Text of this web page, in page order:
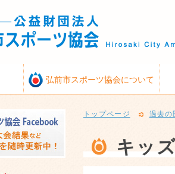
弘前市スポーツ協会について
トップページ 過去の
キッ